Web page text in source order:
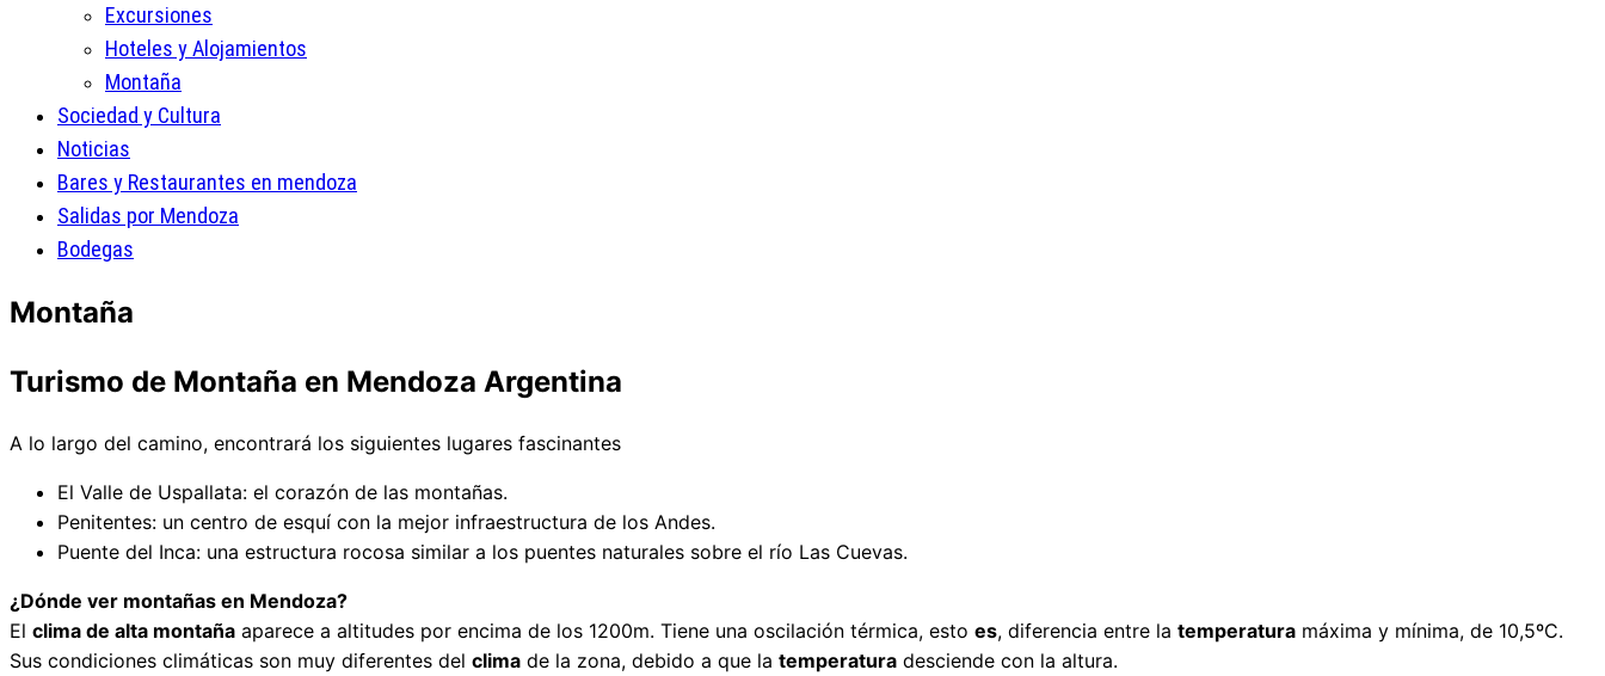
Excursiones
Hoteles y Alojamientos
Montaña
Sociedad y Cultura
Noticias
Bares y Restaurantes en mendoza
Salidas por Mendoza
Bodegas
Montaña
Turismo de Montaña en Mendoza Argentina
A lo largo del camino, encontrará los siguientes lugares fascinantes
El Valle de Uspallata: el corazón de las montañas.
Penitentes: un centro de esquí con la mejor infraestructura de los Andes.
Puente del Inca: una estructura rocosa similar a los puentes naturales sobre el río Las Cuevas.
¿Dónde ver montañas en Mendoza?
El clima de alta montaña aparece a altitudes por encima de los 1200m. Tiene una oscilación térmica, esto es, diferencia entre la temperatura máxima y mínima, de 10,5ºC.
Sus condiciones climáticas son muy diferentes del clima de la zona, debido a que la temperatura desciende con la altura.